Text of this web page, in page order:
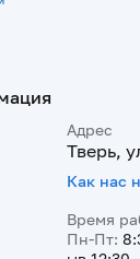
Адрес
Тверь,
Как нас
Время
Пн-Пт: